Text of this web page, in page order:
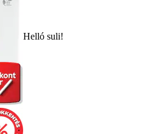
Helló suli!